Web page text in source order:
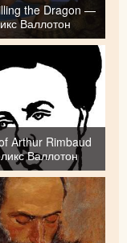
the Dragon —
Валлотон
Arthur Rimbaud
Валлотон